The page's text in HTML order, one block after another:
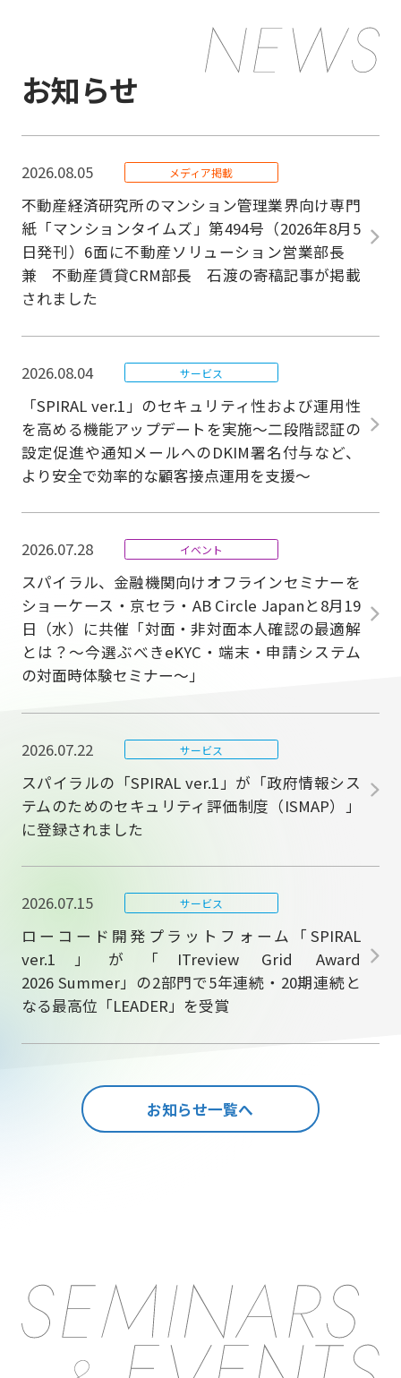
お知らせ
2026.08.05 メディア掲載
不動産経済研究所のマンション管理業界向け専門
紙「マンションタイムズ」第494号（2026年8月5
日発刊）6面に不動産ソリューション営業部長
兼 不動産賃貸CRM部長 石渡の寄稿記事が掲載
されました
2026.08.04 サービス
「SPIRAL ver.1」のセキュリティ性および運用性
を高める機能アップデートを実施～二段階認証の
設定促進や通知メールへのDKIM署名付与など、
より安全で効率的な顧客接点運用を支援～
2026.07.28 イベント
スパイラル、金融機関向けオフラインセミナーを
ショーケース・京セラ・AB Circle Japanと8月19
日（水）に共催「対面・非対面本人確認の最適解
とは？～今選ぶべきeKYC・端末・申請システム
の対面時体験セミナー～」
2026.07.22 サービス
スパイラルの「SPIRAL ver.1」が「政府情報シス
テムのためのセキュリティ評価制度（ISMAP）」
に登録されました
2026.07.15 サービス
ローコード開発プラットフォーム「SPIRAL
ver.1」が「ITreview Grid Award
2026 Summer」の2部門で5年連続・20期連続と
なる最高位「LEADER」を受賞
お知らせ一覧へ